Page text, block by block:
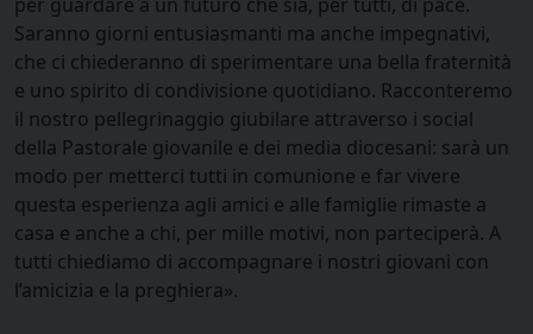
per guardare a un futuro che sia, per tutti, di pace.
Saranno giorni entusiasmanti ma anche impegnativi,
che ci chiederanno di sperimentare una bella fraternità
e uno spirito di condivisione quotidiano. Racconteremo
il nostro pellegrinaggio giubilare attraverso i social
della Pastorale giovanile e dei media diocesani: sarà un
modo per metterci tutti in comunione e far vivere
questa esperienza agli amici e alle famiglie rimaste a
casa e anche a chi, per mille motivi, non parteciperà. A
tutti chiediamo di accompagnare i nostri giovani con
l’amicizia e la preghiera».